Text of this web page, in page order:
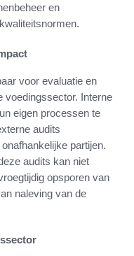
en
voor evaluatie en
voedingssector. Interne
eigen processen te
audits
partijen.
audits kan niet
opsporen van
naleving van de